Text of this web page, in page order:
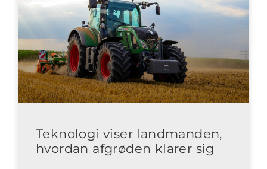
Teknologi viser landmanden,
hvordan afgrøden klarer sig